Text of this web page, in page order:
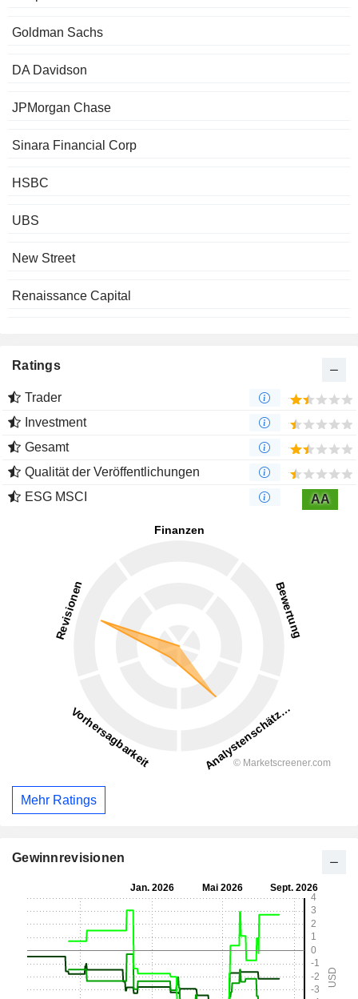
Goldman Sachs
DA Davidson
JPMorgan Chase
Sinara Financial Corp
HSBC
UBS
New Street
Renaissance Capital
Ratings
Trader
Investment
Gesamt
Qualität der Veröffentlichungen
ESG MSCI
AA
Mehr Ratings
Gewinnrevisionen